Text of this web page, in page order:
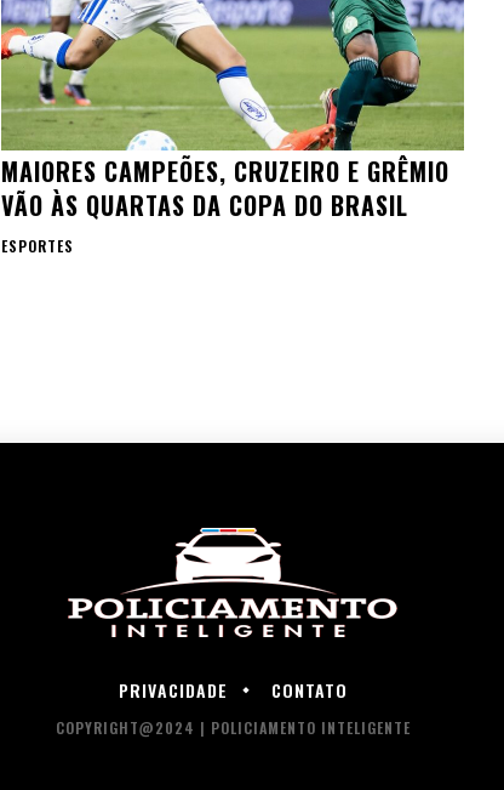
MAIORES CAMPEÕES, CRUZEIRO E GRÊMIO
VÃO ÀS QUARTAS DA COPA DO BRASIL
ESPORTES
PRIVACIDADE CONTATO
COPYRIGHT@2024 | POLICIAMENTO INTELIGENTE